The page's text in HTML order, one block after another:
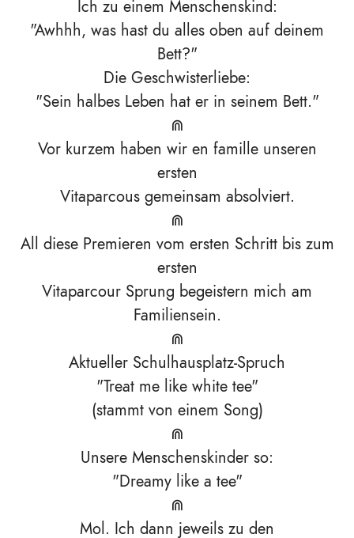
Ich zu einem Menschenskind:
"Awhhh, was hast du alles oben auf deinem
Bett?"
Die Geschwisterliebe:
"Sein halbes Leben hat er in seinem Bett."
⋒
Vor kurzem haben wir en famille unseren
ersten
Vitaparcous gemeinsam absolviert.
⋒
All diese Premieren vom ersten Schritt bis zum
ersten
Vitaparcour Sprung begeistern mich am
Familiensein.
⋒
Aktueller Schulhausplatz-Spruch
"Treat me like white tee"
(stammt von einem Song)
⋒
Unsere Menschenskinder so:
"Dreamy like a tee"
⋒
Mol. Ich dann jeweils zu den